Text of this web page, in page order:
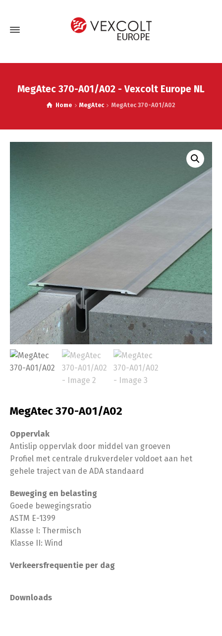
MegAtec 370-A01/A02 - Vexcolt Europe NL
Home MegAtec MegAtec 370-A01/A02
MegAtec 370-A01/A02
Oppervlak
Antislip oppervlak door middel van groeven
Profiel met centrale drukverdeler voldoet aan het
gehele traject van de ADA standaard
Beweging en belasting
Goede bewegingsratio
ASTM E-1399
Klasse I: Thermisch
Klasse II: Wind
Verkeersfrequentie per dag
Downloads